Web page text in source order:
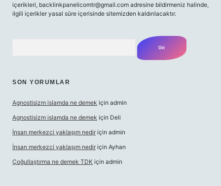
içerikleri, backlinkpanelicomtr@gmail.com adresine bildirmeniz halinde,
ilgili içerikler yasal süre içerisinde sitemizden kaldırılacaktır.
SON YORUMLAR
Agnostisizm islamda ne demek için admin
Agnostisizm islamda ne demek için Deli
İnsan merkezci yaklaşım nedir için admin
İnsan merkezci yaklaşım nedir için Ayhan
Çoğullaştırma ne demek TDK için admin